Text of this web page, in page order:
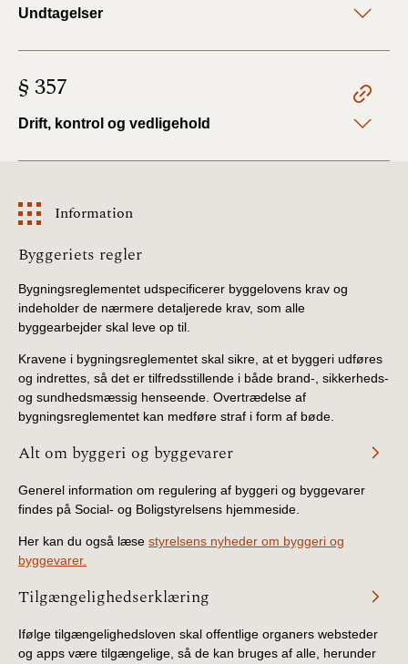
Undtagelser
§ 357
Drift, kontrol og vedligehold
Information
Information
Byggeriets regler
Bygningsreglementet udspecificerer byggelovens krav og
indeholder de nærmere detaljerede krav, som alle
byggearbejder skal leve op til.
Kravene i bygningsreglementet skal sikre, at et byggeri udføres
og indrettes, så det er tilfredsstillende i både brand-, sikkerheds-
og sundhedsmæssig henseende. Overtrædelse af
bygningsreglementet kan medføre straf i form af bøde.
Alt om byggeri og byggevarer
Generel information om regulering af byggeri og byggevarer
findes på Social- og Boligstyrelsens hjemmeside.
Her kan du også læse styrelsens nyheder om byggeri og
byggevarer.
Tilgængelighedserklæring
Ifølge tilgængelighedsloven skal offentlige organers websteder
og apps være tilgængelige, så de kan bruges af alle, herunder